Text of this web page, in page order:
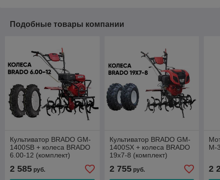
Подобные товары компании
Культиватор BRADO GM-
1400SB + колеса BRADO
6.00-12 (комплект)
2 585 руб.
Культиватор BRADO GM-
1400SX + колеса BRADO
19х7-8 (комплект)
2 755руб.
М-
2